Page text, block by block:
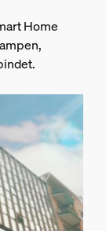
Home